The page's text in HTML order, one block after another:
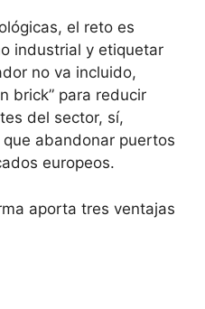
el reto es
industrial y etiquetar
no va incluido,
brick” para reducir
del sector, sí,
abandonar puertos
europeos.
aporta tres ventajas